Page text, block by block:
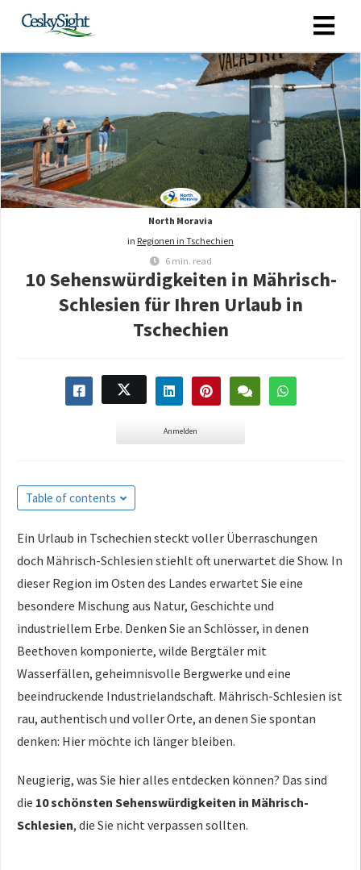
North Moravia
in Regionen in Tschechien
6 min. read
10 Sehenswürdigkeiten in Mährisch-
Schlesien für Ihren Urlaub in
Tschechien
Anmelden
Table of contents
Ein Urlaub in Tschechien steckt voller Überraschungen
doch Mährisch-Schlesien stiehlt oft unerwartet die Show. In
dieser Region im Osten des Landes erwartet Sie eine
besondere Mischung aus Natur, Geschichte und
industriellem Erbe. Denken Sie an Schlösser, in denen
Beethoven komponierte, wilde Bergtäler mit
Wasserfällen, geheimnisvolle Bergwerke und eine
beeindruckende Industrielandschaft. Mährisch-Schlesien ist
rau, authentisch und voller Orte, an denen Sie spontan
denken: Hier möchte ich länger bleiben.
Neugierig, was Sie hier alles entdecken können? Das sind
die 10 schönsten Sehenswürdigkeiten in Mährisch-
Schlesien, die Sie nicht verpassen sollten.